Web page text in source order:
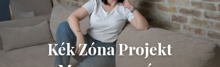
Kék Zóna Projekt